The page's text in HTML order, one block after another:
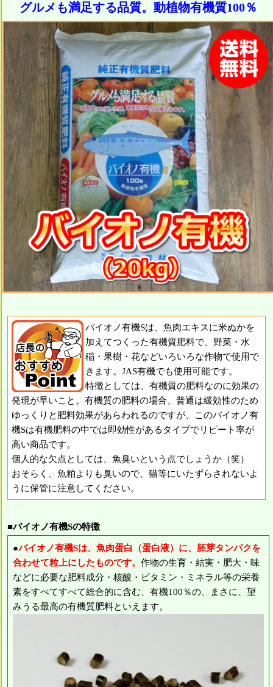
グルメも満足する品質。動植物有機質100％
バイオノ有機Sは、魚肉エキスに米ぬかを
加えてつくった有機質肥料で、野菜・水
稲・果樹・花などいろいろな作物で使用で
きます。JAS有機でも使用可能です。
特徴としては、有機質の肥料なのに効果の
発現が早いこと。有機質の肥料の場合、普通は緩効性のため
ゆっくりと肥料効果があらわれるのですが、このバイオノ有
機Sは有機肥料の中では即効性があるタイプでリピート率が
高い商品です。
個人的な欠点としては、魚臭いという点でしょうか（笑）
おそらく、魚粕よりも臭いので、猫等にいたずらされないよ
うに保管に注意してください。
■バイオノ有機Sの特徴
●バイオノ有機Sは、魚肉蛋白（蛋白液）に、胚芽タンパクを
合わせて粒上にしたものです。 作物の生育・結実・肥大・味
などに必要な肥料成分・核酸・ビタミン・ミネラル等の栄養
素をすべてすべて総合的に含む、有機100％の、まさに、望
みうる最高の有機質肥料といえます。